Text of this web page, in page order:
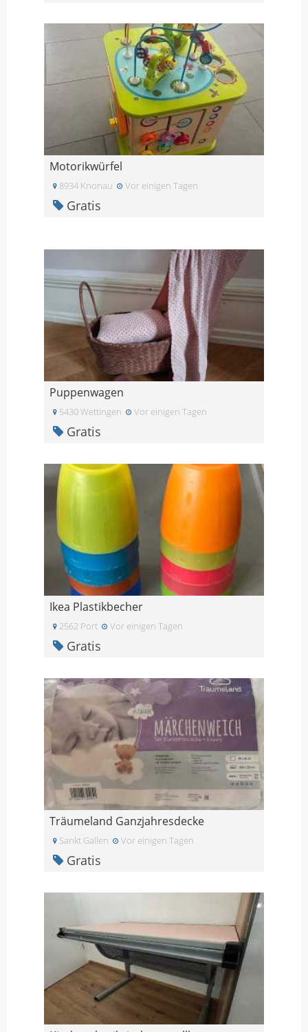
Motorikwürfel
8934 Knonau Vor einigen Tagen
Gratis
Puppenwagen
5430 Wettingen Vor einigen Tagen
Gratis
Ikea Plastikbecher
2562 Port Vor einigen Tagen
Gratis
Träumeland Ganzjahresdecke
Sankt Gallen Vor einigen Tagen
Gratis